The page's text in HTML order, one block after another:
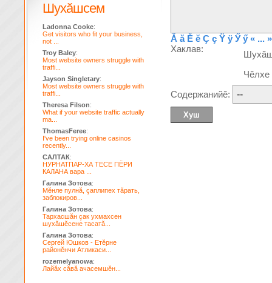
Ă ă Ĕ ĕ Ç ç Ÿ ÿ Ӳ ӳ « ... »
Хаклав:
Содержанийĕ:
Шухăшсем
Ladonna Cooke:
Get visitors who fit your business,
not ...
Troy Baley:
Most website owners struggle with
traffi...
Jayson Singletary:
Most website owners struggle with
traffi...
Theresa Filson:
What if your website traffic actually
ma...
ThomasFeree:
I've been trying online casinos
recently...
САЛТАК:
НУРНАТПАР-ХА ТЕСЕ ПЁРИ
КАЛАНА вара ...
Галина Зотова:
Мĕнле пулнă, çаплипех тăрать,
заблокиров...
Галина Зотова:
Тархасшăн çак ухмахсен
шухăшĕсене тасатă...
Галина Зотова:
Сергей Юшков - Етĕрне
районĕнчи Атликаси...
rozemelyanowa:
Лайăх сăвă ачасемшĕн...